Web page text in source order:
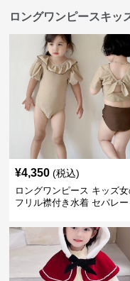
ロングワンピースキッ
¥4,350 (税込)
ロングワンピース キッズ
フリル襟付き水着 セパレー